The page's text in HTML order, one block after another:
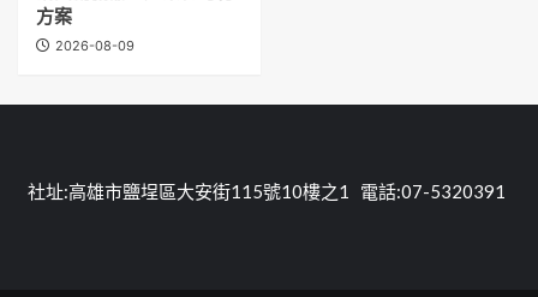
方案
2026-08-09
社址:高雄市鹽埕區大安街115號10樓之1 電話:07-5320391